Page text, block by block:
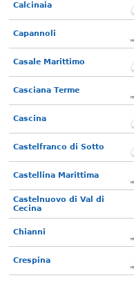
Calcinaia
Capannoli
Casale Marittimo
Casciana Terme
Cascina
Castelfranco di Sotto
Castellina Marittima
Castelnuovo di Val di
Cecina
Chianni
Crespina